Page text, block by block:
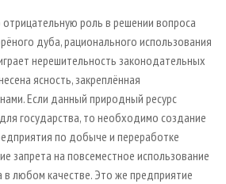
роль в решении вопроса
дуба, рационального использования
нерешительность законодательных
ясность, закреплённая
Если данный природный ресурс
государства, то необходимо создание
по добыче и переработке
запрета на повсеместное использование
любом качестве. Это же предприятие